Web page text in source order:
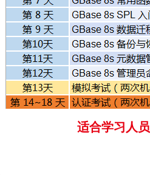
适合学习人员